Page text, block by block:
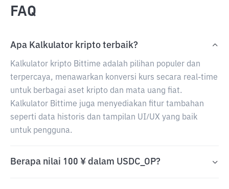
FAQ
Apa Kalkulator kripto terbaik?
Kalkulator kripto Bittime adalah pilihan populer dan
terpercaya, menawarkan konversi kurs secara real-time
untuk berbagai aset kripto dan mata uang fiat.
Kalkulator Bittime juga menyediakan fitur tambahan
seperti data historis dan tampilan UI/UX yang baik
untuk pengguna.
Berapa nilai 100 ¥ dalam USDC_OP?